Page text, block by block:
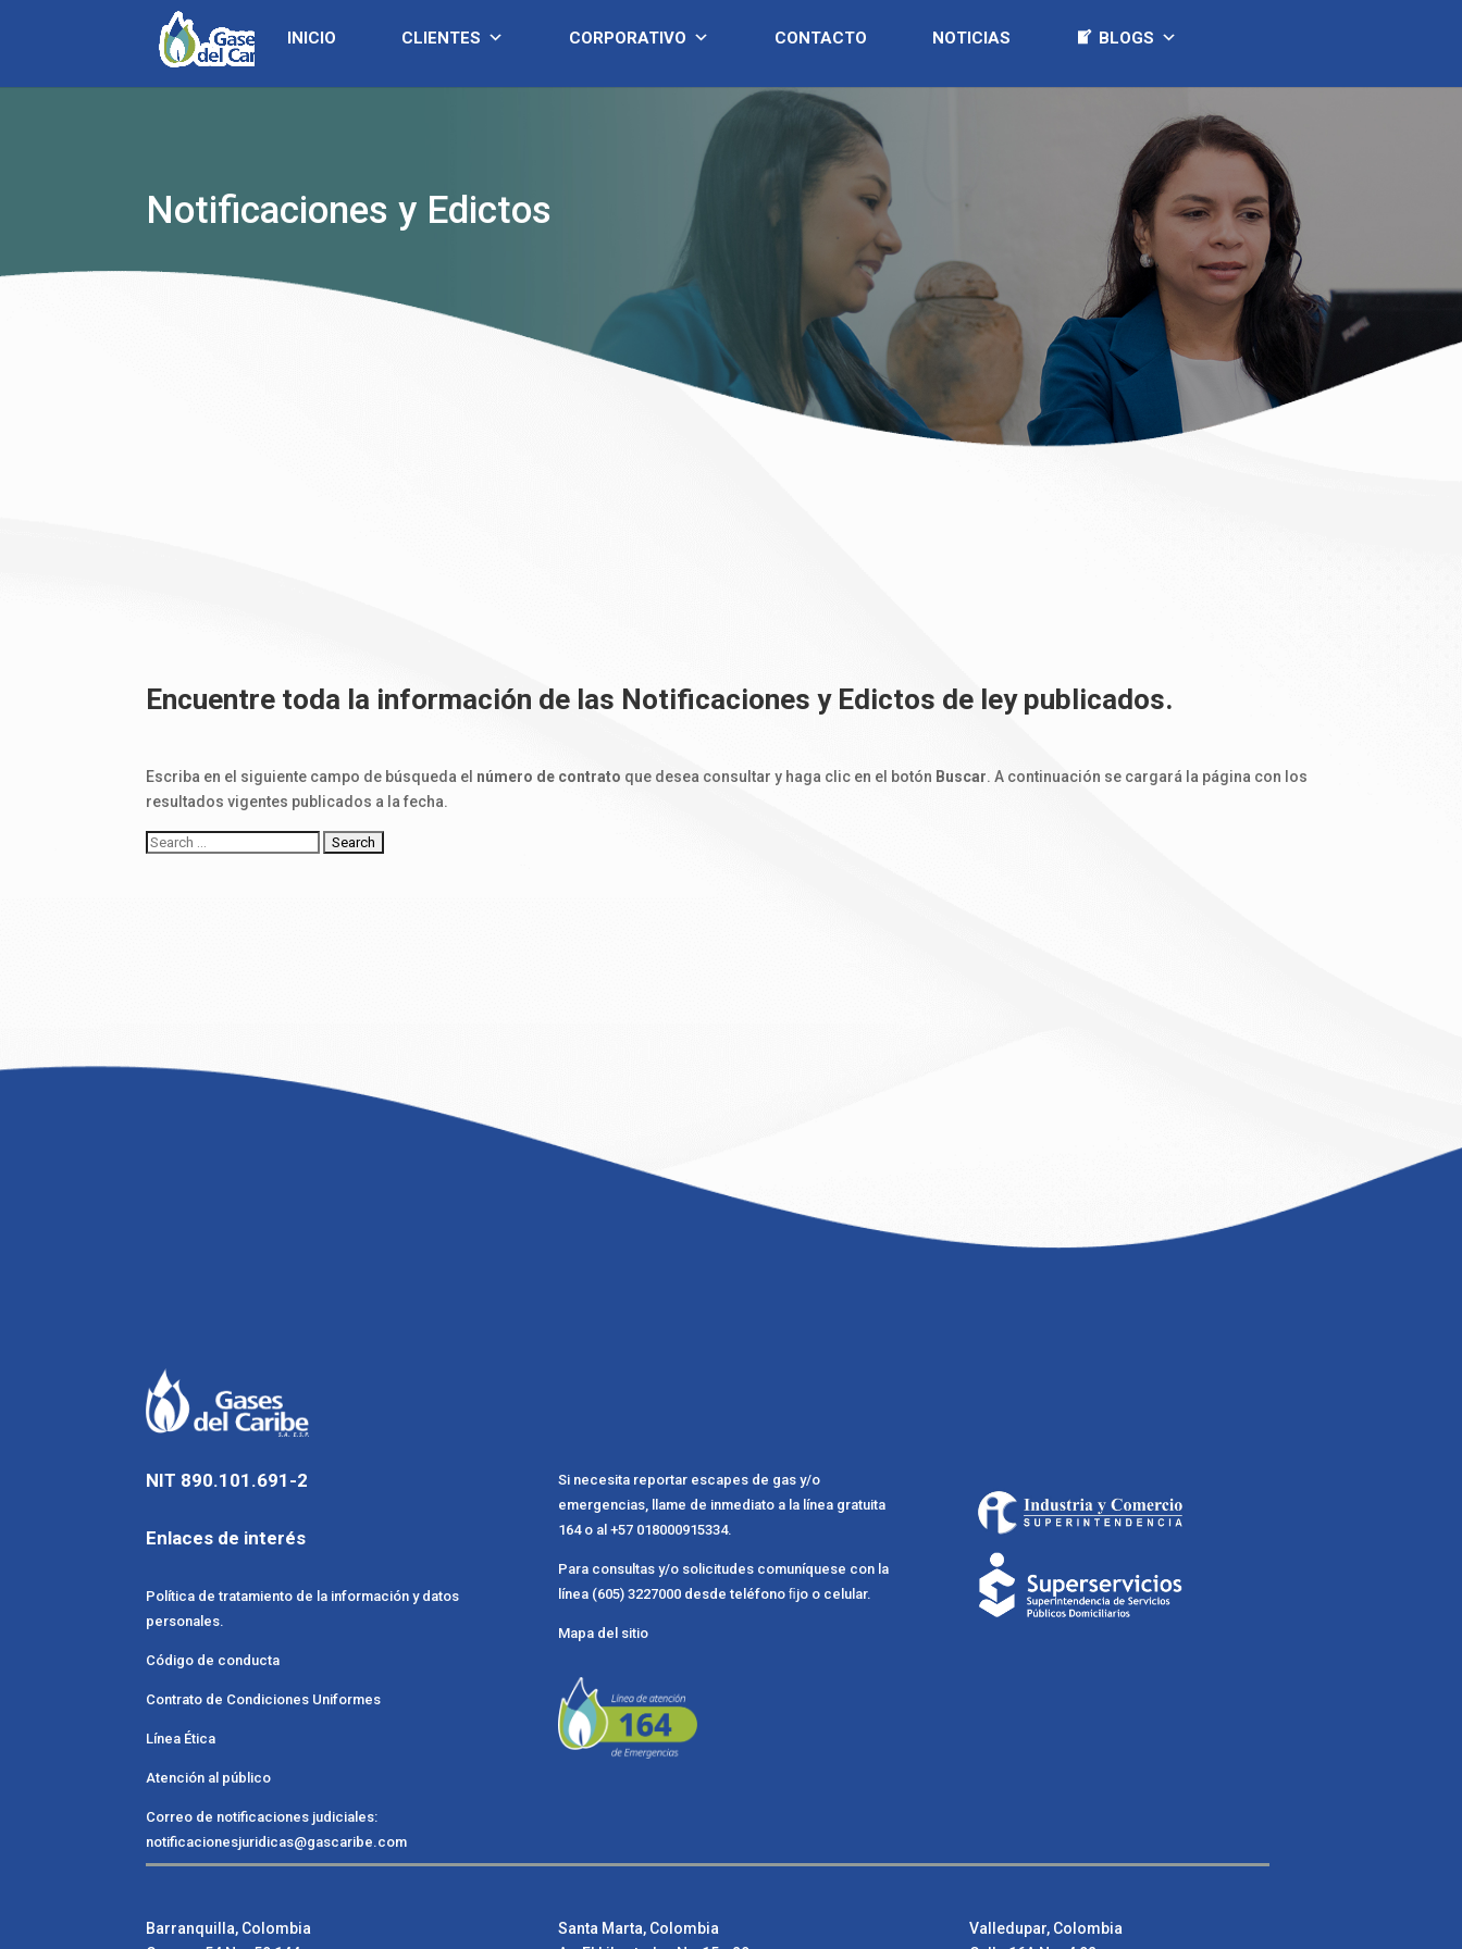
INICIO CLIENTES CORPORATIVO CONTACTO NOTICIAS BLOGS
Notificaciones y Edictos
Encuentre toda la información de las Notificaciones y Edictos de ley publicados.
Escriba en el siguiente campo de búsqueda el número de contrato que desea consultar y haga clic en el botón Buscar. A continuación se cargará la página con los
resultados vigentes publicados a la fecha.
Buscar:
NIT 890.101.691-2
Enlaces de interés
Política de tratamiento de la información y datos
personales.
Código de conducta
Contrato de Condiciones Uniformes
Línea Ética
Atención al público
Correo de notificaciones judiciales:
notificacionesjuridicas@gascaribe.com
Si necesita reportar escapes de gas y/o
emergencias, llame de inmediato a la línea gratuita
164 o al +57 018000915334.
Para consultas y/o solicitudes comuníquese con la
línea (605) 3227000 desde teléfono ﬁjo o celular.
Mapa del sitio
Barranquilla, Colombia
Santa Marta, Colombia
Valledupar, Colombia